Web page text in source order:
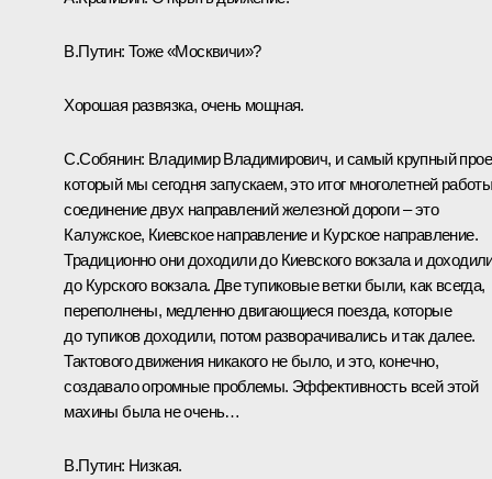
В.Путин: Тоже «Москвичи»?
Хорошая развязка, очень мощная.
С.Собянин: Владимир Владимирович, и самый крупный
который мы сегодня запускаем, это итог многолетней
соединение двух направлений железной дороги – это
Калужское, Киевское направление и Курское направление.
Традиционно они доходили до Киевского вокзала и
до Курского вокзала. Две тупиковые ветки были, как всегда,
переполнены, медленно двигающиеся поезда, которые
до тупиков доходили, потом разворачивались и так далее.
Тактового движения никакого не было, и это, конечно,
создавало огромные проблемы. Эффективность всей этой
махины была не очень…
В.Путин: Низкая.